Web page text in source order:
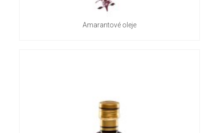
Amarantové oleje